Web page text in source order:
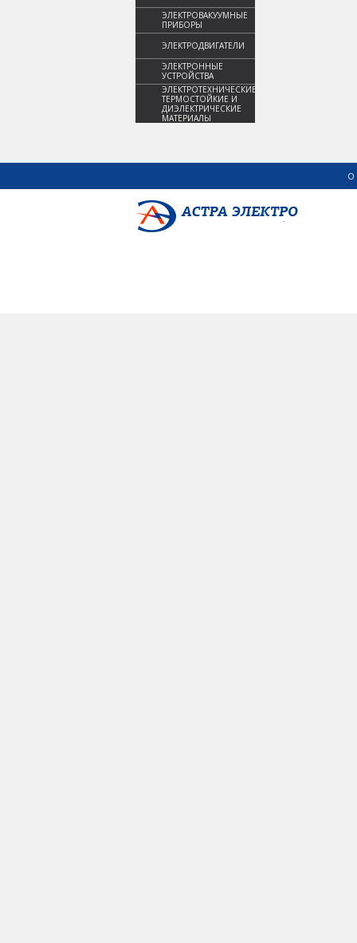
ЭЛЕКТРОВАКУУМНЫЕ
ПРИБОРЫ
ЭЛЕКТРОДВИГАТЕЛИ
ЭЛЕКТРОННЫЕ
УСТРОЙСТВА
ЭЛЕКТРОТЕХНИЧЕСКИЕ,
ТЕРМОСТОЙКИЕ И
ДИЭЛЕКТРИЧЕСКИЕ
МАТЕРИАЛЫ